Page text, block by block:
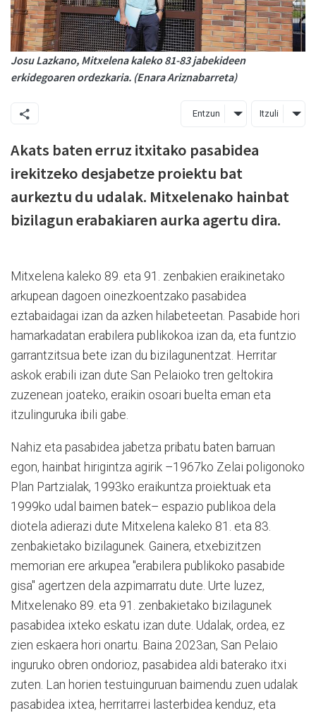
Josu Lazkano, Mitxelena kaleko 81-83 jabekideen
erkidegoaren ordezkaria. (Enara Ariznabarreta)
Entzun Itzuli
Akats baten erruz itxitako pasabidea
irekitzeko desjabetze proiektu bat
aurkeztu du udalak. Mitxelenako hainbat
bizilagun erabakiaren aurka agertu dira.
Mitxelena kaleko 89. eta 91. zenbakien eraikinetako
arkupean dagoen oinezkoentzako pasabidea
eztabaidagai izan da azken hilabeteetan. Pasabide hori
hamarkadatan erabilera publikokoa izan da, eta funtzio
garrantzitsua bete izan du bizilagunentzat. Herritar
askok erabili izan dute San Pelaioko tren geltokira
zuzenean joateko, eraikin osoari buelta eman eta
itzulinguruka ibili gabe.
Nahiz eta pasabidea jabetza pribatu baten barruan
egon, hainbat hirigintza agirik –1967ko Zelai poligonoko
Plan Partzialak, 1993ko eraikuntza proiektuak eta
1999ko udal baimen batek– espazio publikoa dela
diotela adierazi dute Mitxelena kaleko 81. eta 83.
zenbakietako bizilagunek. Gainera, etxebizitzen
memorian ere arkupea "erabilera publikoko pasabide
gisa" agertzen dela azpimarratu dute. Urte luzez,
Mitxelenako 89. eta 91. zenbakietako bizilagunek
pasabidea ixteko eskatu izan dute. Udalak, ordea, ez
zien eskaera hori onartu. Baina 2023an, San Pelaio
inguruko obren ondorioz, pasabidea aldi baterako itxi
zuten. Lan horien testuinguruan baimendu zuen udalak
pasabidea ixtea, herritarrei lasterbidea kenduz, eta